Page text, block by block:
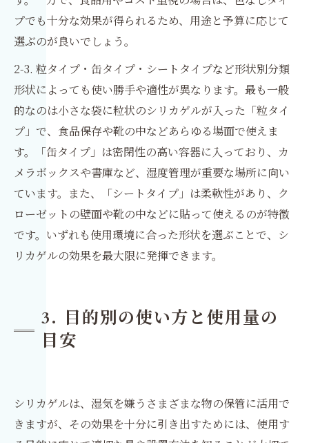
プでも十分な効果が得られるため、用途と予算に応じて
選ぶのが良いでしょう。
2-3. 粒タイプ・缶タイプ・シートタイプなど形状別分類
形状によっても使い勝手や適性が異なります。最も一般
的なのは小さな袋に粒状のシリカゲルが入った「粒タイ
プ」で、食品保存や靴の中などあらゆる場面で使えま
す。「缶タイプ」は密閉性の高い容器に入っており、カ
メラボックスや書庫など、湿度管理が重要な場所に向い
ています。また、「シートタイプ」は柔軟性があり、ク
ローゼットの壁面や靴の中などに貼って使えるのが特徴
です。いずれも使用環境に合った形状を選ぶことで、シ
リカゲルの効果を最大限に発揮できます。
3. 目的別の使い方と使用量の
目安
シリカゲルは、湿気を嫌うさまざまな物の保管に活用で
きますが、その効果を十分に引き出すためには、使用す